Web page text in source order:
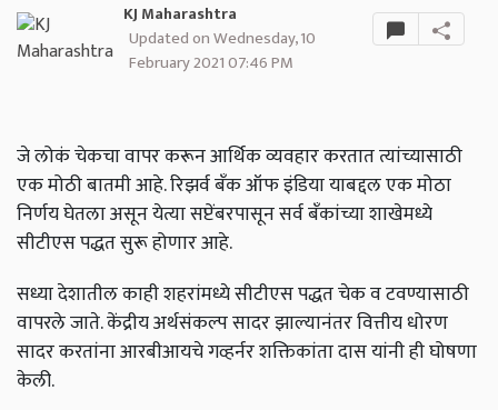
KJ Maharashtra
Updated on Wednesday, 10
February 2021 07:46 PM
जे लोकं चेकचा वापर करून आर्थिक व्यवहार करतात त्यांच्यासाठी
एक मोठी बातमी आहे. रिझर्व बँक ऑफ इंडिया याबद्दल एक मोठा
निर्णय घेतला असून येत्या सप्टेंबरपासून सर्व बँकांच्या शाखेमध्ये
सीटीएस पद्धत सुरू होणार आहे.
सध्या देशातील काही शहरांमध्ये सीटीएस पद्धत चेक व टवण्यासाठी
वापरले जाते. केंद्रीय अर्थसंकल्प सादर झाल्यानंतर वित्तीय धोरण
सादर करतांना आरबीआयचे गव्हर्नर शक्तिकांता दास यांनी ही घोषणा
केली.